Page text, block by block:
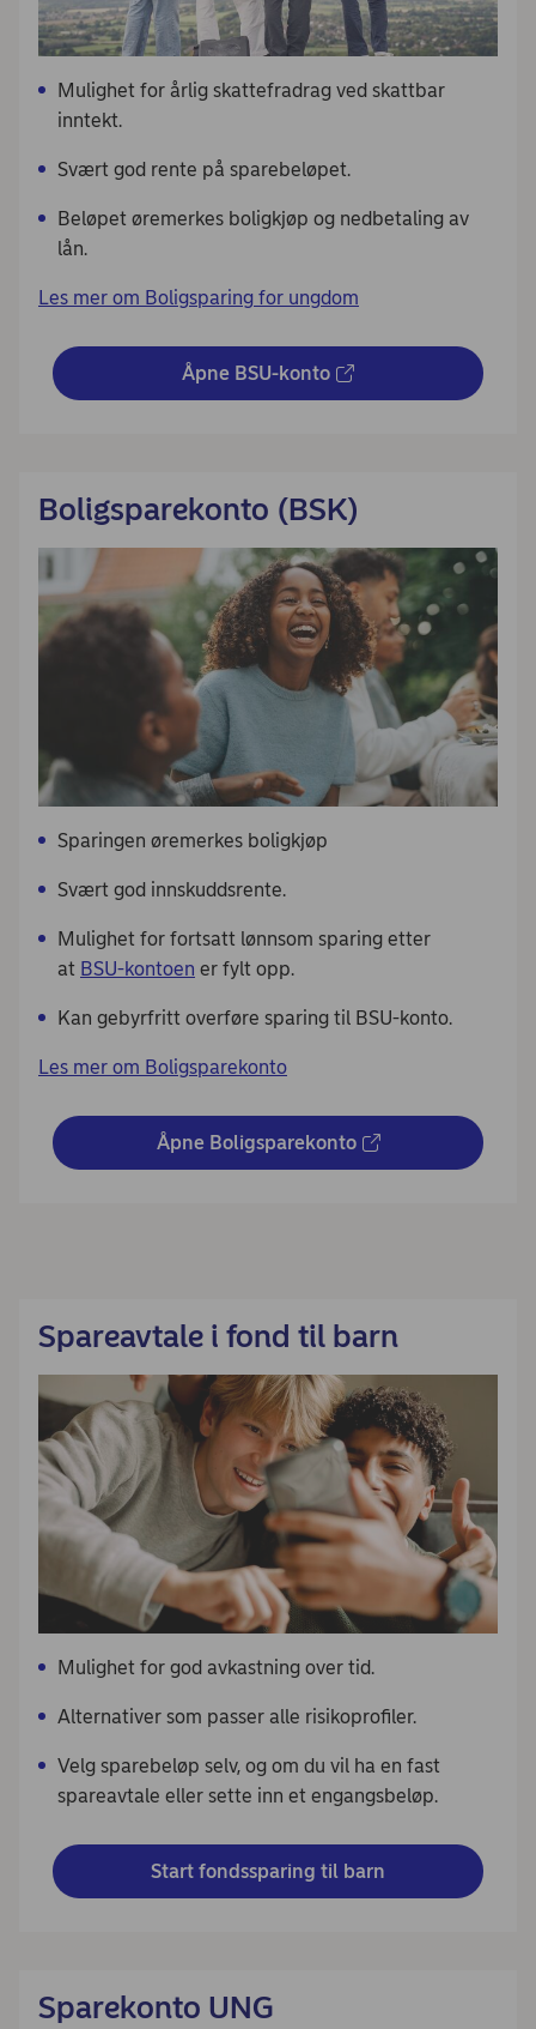
Mulighet for årlig skattefradrag ved skattbar
inntekt.
Svært god rente på sparebeløpet.
Beløpet øremerkes boligkjøp og nedbetaling av
lån.
Les mer om Boligsparing for ungdom
Åpne BSU-konto
Boligsparekonto (BSK)
Sparingen øremerkes boligkjøp
Svært god innskuddsrente.
Mulighet for fortsatt lønnsom sparing etter
at BSU-kontoen er fylt opp.
Kan gebyrfritt overføre sparing til BSU-konto.
Les mer om Boligsparekonto
Åpne Boligsparekonto
Spareavtale i fond til barn
Mulighet for god avkastning over tid.
Alternativer som passer alle risikoprofiler.
Velg sparebeløp selv, og om du vil ha en fast
spareavtale eller sette inn et engangsbeløp.
Start fondssparing til barn
Sparekonto UNG